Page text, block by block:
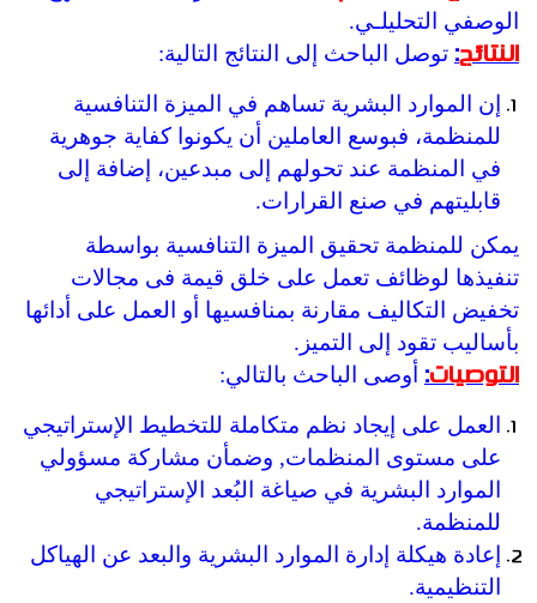
الوصفي التحليلـي.
النتائج: توصل الباحث إلى النتائج التالية:
إن الموارد البشرية تساهم في الميزة التنافسية
للمنظمة، فبوسع العاملين أن يكونوا كفاية جوهرية
في المنظمة عند تحولهم إلى مبدعين، إضافة إلى
قابليتهم في صنع القرارات.
يمكن للمنظمة تحقيق الميزة التنافسية بواسطة
تنفيذها لوظائف تعمل على خلق قيمة فى مجالات
تخفيض التكاليف مقارنة بمنافسيها أو العمل على أدائها
بأساليب تقود إلى التميز.
التوصيات: أوصى الباحث بالتالي:
العمل على إيجاد نظم متكاملة للتخطيط الإستراتيجي
على مستوى المنظمات, وضمأن مشاركة مسؤولي
الموارد البشرية في صياغة البُعد الإستراتيجي
للمنظمة.
إعادة هيكلة إدارة الموارد البشرية والبعد عن الهياكل
التنظيمية.